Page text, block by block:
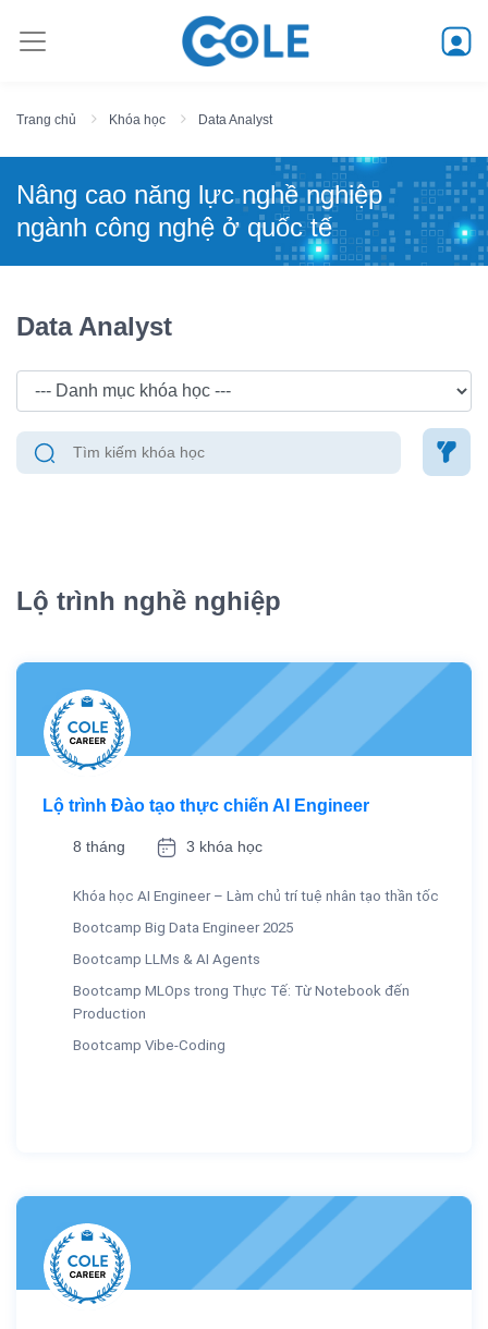
Trang chủ Khóa học Data Analyst
Nâng cao năng lực nghề nghiệp
ngành công nghệ ở quốc tế
Data Analyst
Lộ trình nghề nghiệp
Lộ trình Đào tạo thực chiến AI Engineer
8 tháng 3 khóa học
Khóa học AI Engineer – Làm chủ trí tuệ nhân tạo thần tốc
Bootcamp Big Data Engineer 2025
Bootcamp LLMs & AI Agents
Bootcamp MLOps trong Thực Tế: Từ Notebook đến
Production
Bootcamp Vibe-Coding